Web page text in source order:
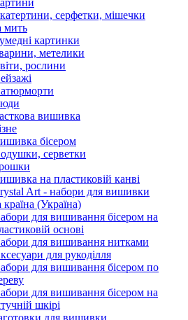
серфетки, мішечки
мить
картинки
метелики
рослини
вишивка
бісером
серветки
на пластиковій канві
Art - набори для вишивки
країна (Україна)
для вишивання бісером на
основі
для вишивання нитками
для рукоділля
для вишивання бісером по
для вишивання бісером на
шкірі
для вишивки